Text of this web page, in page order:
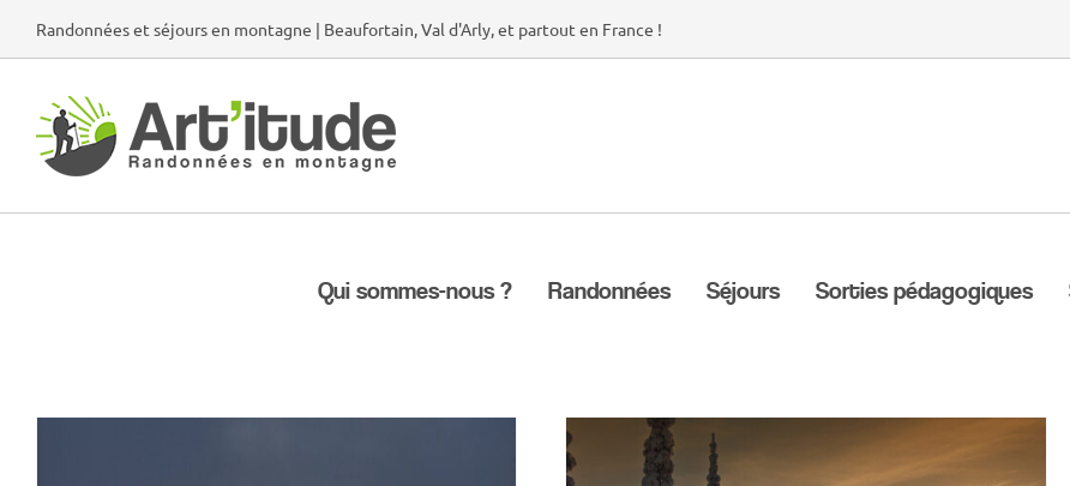
Randonnées et séjours en montagne | Beaufortain, Val d'Arly, et partout en France !
Qui sommes-nous ? Randonnées Séjours Sorties pédagogiques